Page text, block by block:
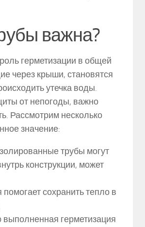
важна?
герметизации в общей
через крыши, становятся
утечка воды.
от непогоды, важно
Рассмотрим несколько
значение:
трубы могут
конструкции, может
помогает сохранить тепло в
герметизация